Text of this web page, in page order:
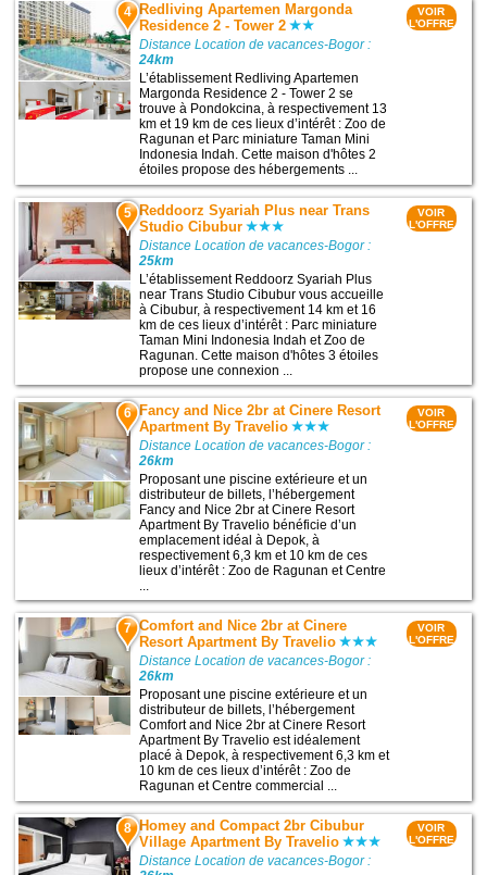
4 Redliving Apartemen Margonda
Residence 2 - Tower 2
Distance Location de vacances-Bogor :
24km
L’établissement Redliving Apartemen
Margonda Residence 2 - Tower 2 se
trouve à Pondokcina, à respectivement 13
km et 19 km de ces lieux d’intérêt : Zoo de
Ragunan et Parc miniature Taman Mini
Indonesia Indah. Cette maison d'hôtes 2
étoiles propose des hébergements ...
VOIR
L'OFFRE
5 Reddoorz Syariah Plus near Trans
Studio Cibubur
Distance Location de vacances-Bogor :
25km
L’établissement Reddoorz Syariah Plus
near Trans Studio Cibubur vous accueille
à Cibubur, à respectivement 14 km et 16
km de ces lieux d’intérêt : Parc miniature
Taman Mini Indonesia Indah et Zoo de
Ragunan. Cette maison d'hôtes 3 étoiles
propose une connexion ...
VOIR
L'OFFRE
6 Fancy and Nice 2br at Cinere Resort
Apartment By Travelio
Distance Location de vacances-Bogor :
26km
Proposant une piscine extérieure et un
distributeur de billets, l’hébergement
Fancy and Nice 2br at Cinere Resort
Apartment By Travelio bénéficie d’un
emplacement idéal à Depok, à
respectivement 6,3 km et 10 km de ces
lieux d’intérêt : Zoo de Ragunan et Centre
VOIR
L'OFFRE
7 Comfort and Nice 2br at Cinere
Resort Apartment By Travelio
Distance Location de vacances-Bogor :
26km
Proposant une piscine extérieure et un
distributeur de billets, l’hébergement
Comfort and Nice 2br at Cinere Resort
Apartment By Travelio est idéalement
placé à Depok, à respectivement 6,3 km et
10 km de ces lieux d’intérêt : Zoo de
Ragunan et Centre commercial ...
VOIR
L'OFFRE
8 Homey and Compact 2br Cibubur
Village Apartment By Travelio
Distance Location de vacances-Bogor :
VOIR
L'OFFRE